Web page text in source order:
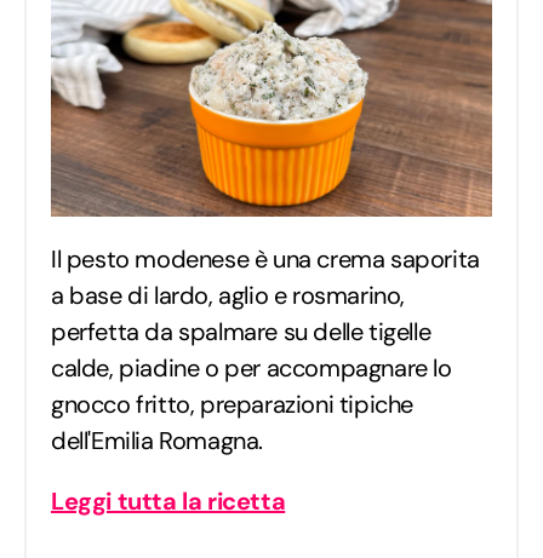
Il pesto modenese è una crema saporita
a base di lardo, aglio e rosmarino,
perfetta da spalmare su delle tigelle
calde, piadine o per accompagnare lo
gnocco fritto, preparazioni tipiche
dell'Emilia Romagna.
Leggi tutta la ricetta